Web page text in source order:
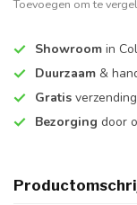
Toevoegen om te
Showroom in
Duurzaam &
Gratis
Bezorging door